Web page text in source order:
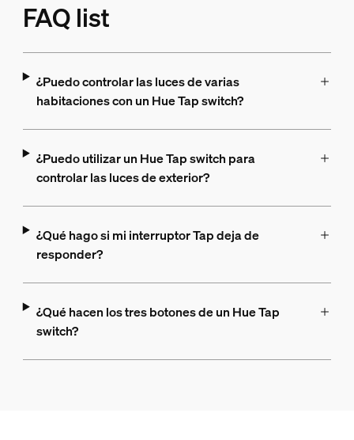
FAQ list
¿Puedo controlar las luces de varias
habitaciones con un Hue Tap switch?
¿Puedo utilizar un Hue Tap switch para
controlar las luces de exterior?
¿Qué hago si mi interruptor Tap deja de
responder?
¿Qué hacen los tres botones de un Hue Tap
switch?